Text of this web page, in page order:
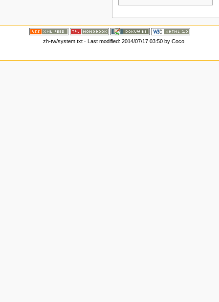
zh-tw/system.txt · Last modified: 2014/07/17 03:50 byCoco